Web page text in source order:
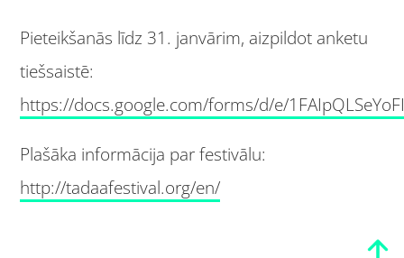
Pieteikšanās līdz 31. janvārim, aizpildot anketu
tiešsaistē:
https://docs.google.com/forms/d/e/
Plašāka informācija par festivālu:
http://tadaafestival.org/en/